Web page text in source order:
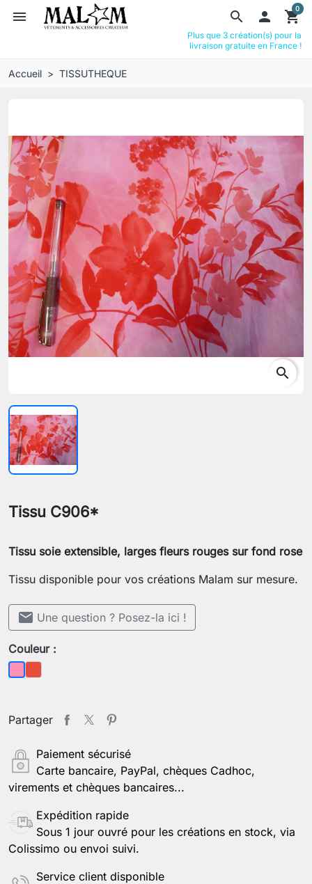
search
menu  shopping_cart
0
Plus que 3 création(s) pour la
livraison gratuite en France !
Accueil TISSUTHEQUE
search
Tissu C906*
Tissu soie extensible, larges fleurs rouges sur fond rose
Tissu disponible pour vos créations Malam sur mesure.
mail Une question ? Posez-la ici !
Couleur :
RoseRouge
Partager
Paiement sécurisé
Carte bancaire, PayPal, chèques Cadhoc,
virements et chèques bancaires...
Expédition rapide
Sous 1 jour ouvré pour les créations en stock, via
Colissimo ou envoi suivi.
Service client disponible